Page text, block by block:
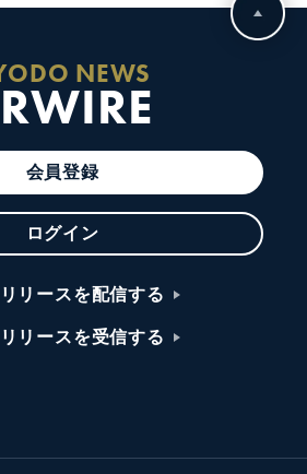
NEWS
会員登録
ログイン
リースを配信する
リースを受信する